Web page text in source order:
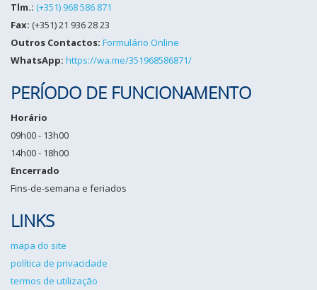
Tlm.: (+351) 968 586 871
Fax: (+351) 21 936 28 23
Outros Contactos: Formulário Online
WhatsApp: https://wa.me/351968586871/
PERÍODO DE FUNCIONAMENTO
Horário
09h00 - 13h00
14h00 - 18h00
Encerrado
Fins-de-semana e feriados
LINKS
mapa do site
política de privacidade
termos de utilização